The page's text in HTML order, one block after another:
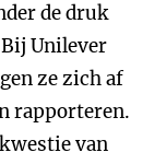
de druk
Unilever
ze zich af
rapporteren.
van